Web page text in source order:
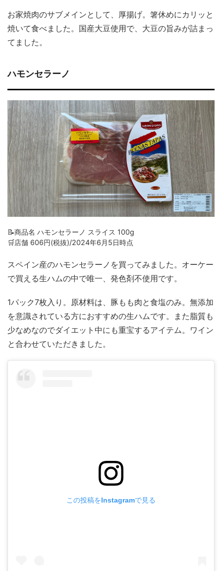
お家焼肉のサブメインとして、厚揚げ。箸休めにカリッと
焼いて食べました。国産大豆使用で、大豆の旨みが詰まっ
てました。
ハモンセラーノ
📝商品名 ハモンセラーノ スライス 100g
🛒店舗 606円(税抜)/2024年6月5日時点
スペイン産のハモンセラーノを買ってみました。オーケー
で買える生ハムの中で唯一、発色剤不使用です。
1パック7枚入り。原材料は、豚もも肉と食塩のみ。無添加
を意識されている方におすすめの生ハムです。また脂質も
少なめなのでダイエット中にも重宝するアイテム。ワイン
と合わせていただきました。
この投稿をInstagramで見る